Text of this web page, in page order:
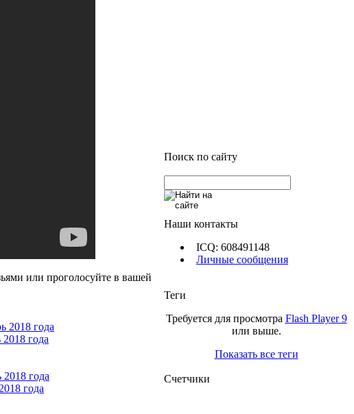
или проголосуйте в вашей
года
года
Поиск по сайту
Наши контакты
ICQ: 608491148
Личные сообщения
Теги
Требуется для просмотра Flash Player 9
или выше.
Показать все теги
Счетчики